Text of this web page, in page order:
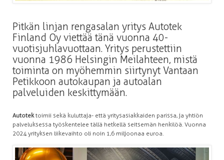
Pitkän linjan rengasalan yritys Autotek
Finland Oy viettää tänä vuonna 40-
vuotisjuhlavuottaan. Yritys perustettiin
vuonna 1986 Helsingin Meilahteen, mistä
toiminta on myöhemmin siirtynyt Vantaan
Petikkoon autokaupan ja autoalan
palveluiden keskittymään.
Autotektoimii sekä kuluttaja- että yritysasiakkaiden parissa, ja yhtiön
palveluksessa työskentelee tällä hetkellä seitsemän henkilöä. Vuonna
2024 yrityksen liikevaihto oli noin 1,6 miljoonaa euroa.